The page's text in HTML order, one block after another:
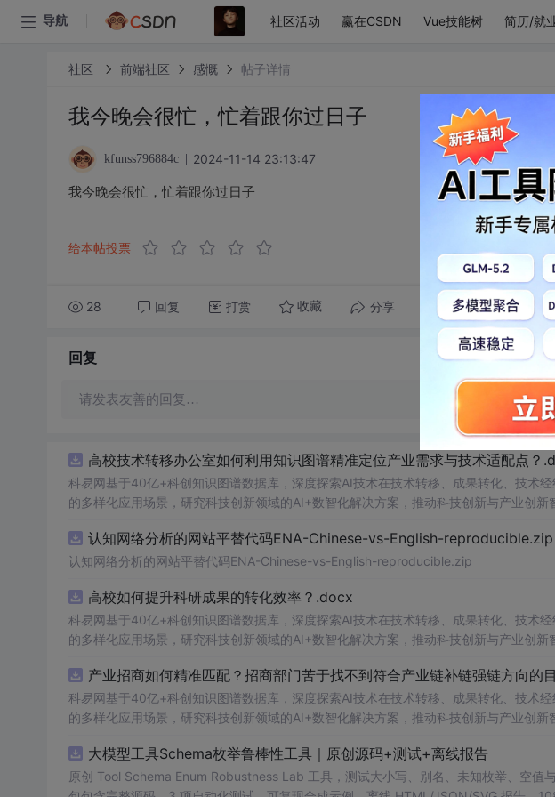
导航 社区活动 赢在CSDN Vue技能树 简历/就
社区 前端社区 感慨 帖子详情
我今晚会很忙，忙着跟你过日子
kfunss796884c 2024-11-14 23:13:47
我今晚会很忙，忙着跟你过日子
给本帖投票
28 回复 打赏 收藏 分享 转发到动态
回复
请发表友善的回复…
高校技术转移办公室如何利用知识图谱精准定位产业需求与技术适配点？
科易网基于40亿+科创知识图谱数据库，深度探索AI技术在技术转移、成果转化、技术
的多样化应用场景，研究科技创新领域的AI+数智化解决方案，推动科技创新与产业创新
认知网络分析的网站平替代码ENA-Chinese-vs-English-reproducible.zip
认知网络分析的网站平替代码ENA-Chinese-vs-English-reproducible.zip
高校如何提升科研成果的转化效率？.docx
科易网基于40亿+科创知识图谱数据库，深度探索AI技术在技术转移、成果转化、技术
的多样化应用场景，研究科技创新领域的AI+数智化解决方案，推动科技创新与产业创新
产业招商如何精准匹配？招商部门苦于找不到符合产业链补链强链方向的
科易网基于40亿+科创知识图谱数据库，深度探索AI技术在技术转移、成果转化、技术
的多样化应用场景，研究科技创新领域的AI+数智化解决方案，推动科技创新与产业创新
大模型工具Schema枚举鲁棒性工具｜原创源码+测试+离线报告
原创 Tool Schema Enum Robustness Lab 工具，测试大小写、别名、未知枚举、空值